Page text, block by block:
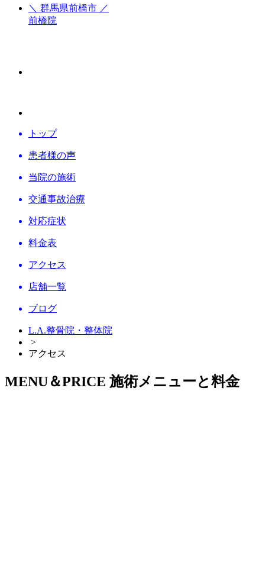
＼ 群馬県前橋市 ／
前橋院
トップ
患者様の声
当院の施術
交通事故治療
対応症状
料金表
アクセス
店舗一覧
ブログ
L.A.整骨院・整体院
>
アクセス
MENU＆PRICE 施術メニューと料金